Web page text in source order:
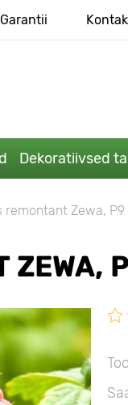
Garantii
Dekoratiivsed
remontant Zewa, P9
ZEWA,